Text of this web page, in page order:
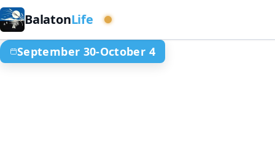
BalatonLife Nyugati medence
September 30-October 4